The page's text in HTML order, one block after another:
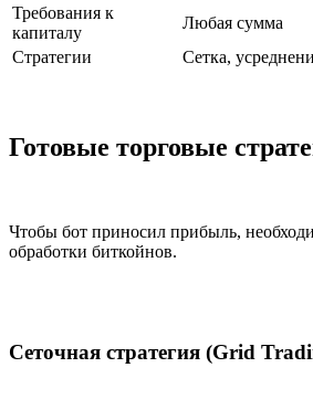
Требования к
капиталу
Любая сумма
Стратегии
Сетка,
Готовые торговые
Чтобы бот приносил прибыль,
обработки биткойнов.
Сеточная стратегия (Grid